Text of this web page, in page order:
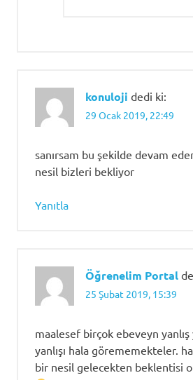
konuloji dedi ki:
29 Ocak 2019, 22:49
sanırsam bu şekilde devam
nesil bizleri bekliyor
Yanıtla
Öğrenelim Portal
25 Şubat 2019, 15:39
maalesef birçok ebeveyn
yanlışı hala görememekteler.
bir nesil gelecekten beklentisi